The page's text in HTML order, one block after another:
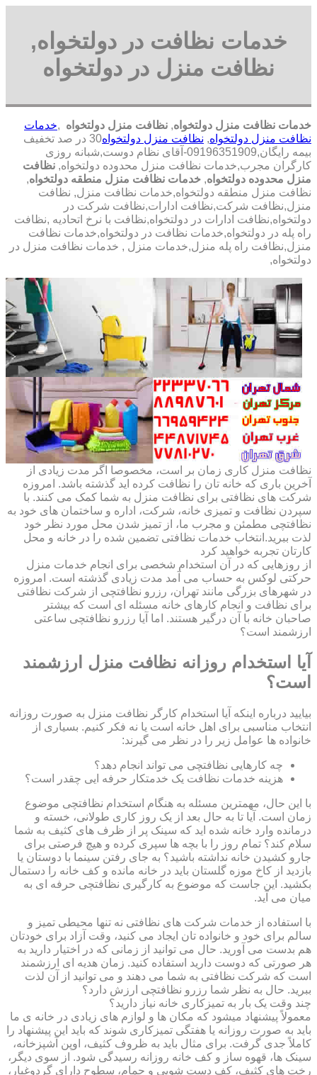
خدمات نظافت در دولتخواه,
نظافت منزل در دولتخواه
خدمات نظافت منزل دولتخواه, نظافت منزل دولتخواه ,خدمات
نظافت منزل دولتخواه, نظافت منزل دولتخواه
30 در صد تخفیف
بیمه رایگان,09196351909-آقای نظام دوست,شبانه روزی
کارگران مجرب,خدمات نظافت منزل محدوده دولتخواه, نظافت
منزل محدوده دولتخواه, خدمات نظافت منزل منطقه دولتخواه,
نظافت منزل منطقه دولتخواه,خدمات نظافت منزل, نظافت
منزل,نظافت شرکت,نظافت ادارات,نظافت شرکت در
دولتخواه,نظافت ادارات در دولتخواه,نظافت با نرخ اتحادیه ,نظافت
راه پله در دولتخواه,خدمات نظافت در دولتخواه,خدمات نظافت
منزل,نظافت راه پله منزل,خدمات منزل , خدمات نظافت منزل در
دولتخواه,
نظافت منزل کاری زمان بر است، مخصوصا اگر مدت زیادی از
آخرین باری که خانه تان را نظافت کرده اید گذشته باشد. امروزه
شرکت های نظافتی برای نظافت منزل به شما کمک می کنند. با
سپردن نظافت و تمیزی خانه، شرکت، اداره و ساختمان های خود به
نظافتچی مطمئن و مجرب ما، از تمیز شدن محل مورد نظر خود
لذت ببرید.انتخاب خدمات نظافتی تضمین شده را در خانه و محل
کارتان تجربه خواهید کرد
از روزهایی که در آن استخدام شخصی برای انجام خدمات منزل
حرکتی لوکس به حساب می آمد مدت زیادی گذشته است. امروزه
در شهرهای بزرگی مانند تهران، رزرو نظافتچی از شرکت نظافتی
برای نظافت و انجام کارهای خانه مسئله ای است که بیشتر
صاحبان خانه با آن درگیر هستند. اما آیا رزرو نظافتچی ساعتی
ارزشمند است؟
آیا استخدام روزانه نظافت منزل ارزشمند
است؟
بیایید درباره اینکه آیا استخدام کارگر نظافت منزل به صورت روزانه
انتخاب مناسبی برای اهل خانه است یا نه فکر کنیم. بسیاری از
خانواده ها عوامل زیر را در نظر می گیرند:
چه کارهایی نظافتچی می تواند انجام دهد؟
هزینه خدمات نظافت یک خدمتکار حرفه ایی چقدر است؟
با این حال، مهمترین مسئله به هنگام استخدام نظافتچی موضوع
زمان است. آیا تا به حال بعد از یک روز کاری طولانی، خسته و
درمانده وارد خانه شده اید که سینک پر از ظرف های کثیف به شما
سلام کند؟ تمام روز را با بچه ها سپری کرده و هیچ فرصتی برای
جارو کشیدن خانه نداشته باشید؟ به جای رفتن سینما با دوستان یا
بازدید از کاخ موزه گلستان باید در خانه مانده و کف خانه را دستمال
بکشید. این جاست که موضوع به کارگیری نظافتچی حرفه ای به
میان می آید.
با استفاده از خدمات شرکت های نظافتی نه تنها محیطی تمیز و
سالم برای خود و خانواده تان ایجاد می کنید، وقت آزاد برای خودتان
هم بدست می آورید. حال می توانید از زمانی که در اختیار دارید به
هر صورتی که دوست دارید استفاده کنید. زمان هدیه ای ارزشمند
است که شرکت نظافتی به شما می دهند و می توانید از آن لذت
ببرید. حال به نظر شما رزرو نظافتچی ارزش دارد؟
چند وقت یک بار به تمیزکاری خانه نیاز دارید؟
معمولاً پیشنهاد میشود که مکان ها و لوازم های زیادی در خانه ی ما
باید به صورت روزانه یا هفتگی تمیزکاری شوند که باید این پیشنهاد را
کاملاً جدی گرفت. برای مثال باید به ظروف کثیف، اوپن آشپزخانه،
سینک ها، قهوه ساز و کف خانه روزانه رسیدگی شود. از سوی دیگر،
رخت های کثیف، کف دست شویی و حمام، سطوح دارای گردوغبار،